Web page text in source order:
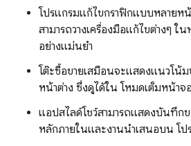
โปรแกรมแก้ไขกราฟิกแบบหลายหน้
สามารถวางเครื่องมือแก้ไขต่างๆ ใ
อย่างแม่นยำ
โต๊ะซื้อขายเสมือนจะแสดงแนวโน้
หน้าต่าง ซึ่งดูได้ใน โหมดเต็มหน้าจอ
แอปสไลด์โชว์สามารถแสดงบันทึก
หลักภายในและงานนำเสนอบน โป